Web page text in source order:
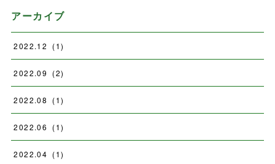
アーカイブ
2022.12 (1)
2022.09 (2)
2022.08 (1)
2022.06 (1)
2022.04 (1)